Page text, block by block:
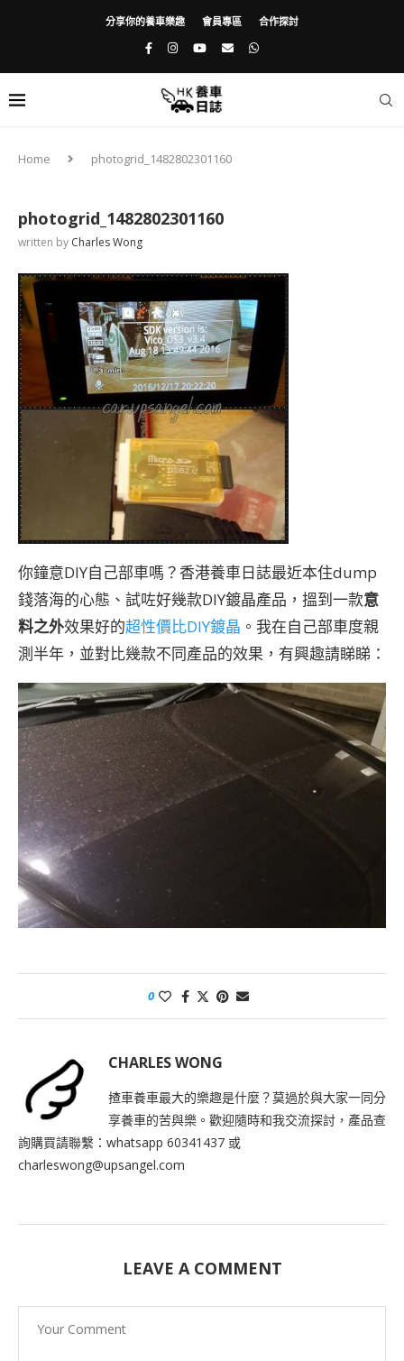
分享你的養車樂趣 會員專區 合作探討
Home photogrid_1482802301160
photogrid_1482802301160
written by Charles Wong
你鐘意DIY自己部車嗎？香港養車日誌最近本住dump
錢落海的心態、試咗好幾款DIY鍍晶產品，搵到一款意
料之外效果好的超性價比DIY鍍晶 。我在自己部車度親
測半年，並對比幾款不同產品的效果，有興趣請睇睇：
0
CHARLES WONG
揸車養車最大的樂趣是什麼？莫過於與大家一同分
享養車的苦與樂。歡迎隨時和我交流探討，產品查
詢購買請聯繫：whatsapp 60341437 或
charleswong@upsangel.com
LEAVE A COMMENT